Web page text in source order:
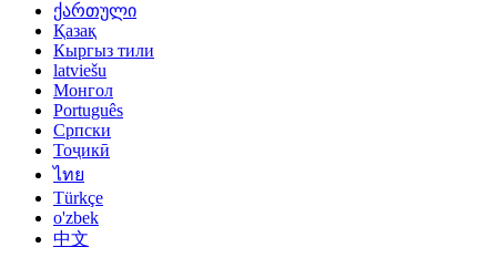
ქართული
Қазақ
Кыргыз тили
latviešu
Монгол
Português
Српски
Тоҷикӣ
ไทย
Türkçe
o'zbek
中文